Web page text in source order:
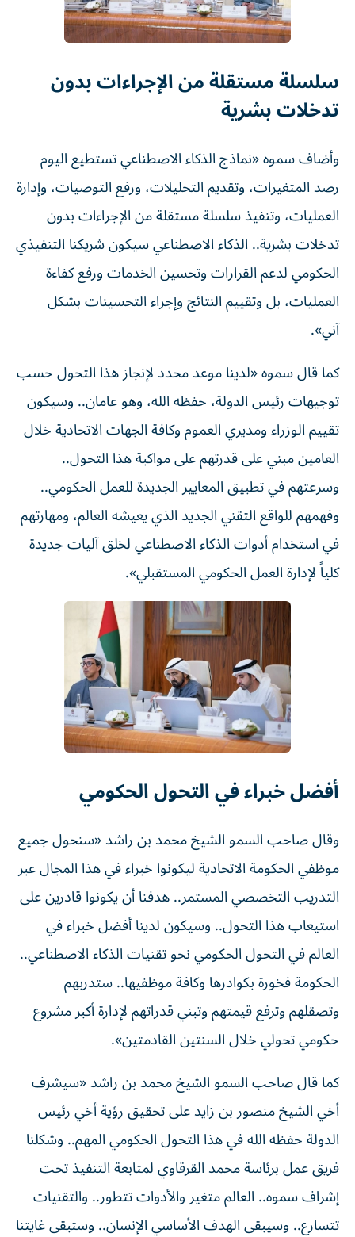
سلسلة مستقلة من الإجراءات بدون
تدخلات بشرية
وأضاف سموه «نماذج الذكاء الاصطناعي تستطيع اليوم
رصد المتغيرات، وتقديم التحليلات، ورفع التوصيات، وإدارة
العمليات، وتنفيذ سلسلة مستقلة من الإجراءات بدون
تدخلات بشرية.. الذكاء الاصطناعي سيكون شريكنا التنفيذي
الحكومي لدعم القرارات وتحسين الخدمات ورفع كفاءة
العمليات، بل وتقييم النتائج وإجراء التحسينات بشكل
آني».
كما قال سموه «لدينا موعد محدد لإنجاز هذا التحول حسب
توجيهات رئيس الدولة، حفظه الله، وهو عامان.. وسيكون
تقييم الوزراء ومديري العموم وكافة الجهات الاتحادية خلال
العامين مبني على قدرتهم على مواكبة هذا التحول..
وسرعتهم في تطبيق المعايير الجديدة للعمل الحكومي..
وفهمهم للواقع التقني الجديد الذي يعيشه العالم، ومهارتهم
في استخدام أدوات الذكاء الاصطناعي لخلق آليات جديدة
كلياً لإدارة العمل الحكومي المستقبلي».
أفضل خبراء في التحول الحكومي
وقال صاحب السمو الشيخ محمد بن راشد «سنحول جميع
موظفي الحكومة الاتحادية ليكونوا خبراء في هذا المجال عبر
التدريب التخصصي المستمر.. هدفنا أن يكونوا قادرين على
استيعاب هذا التحول.. وسيكون لدينا أفضل خبراء في
العالم في التحول الحكومي نحو تقنيات الذكاء الاصطناعي..
الحكومة فخورة بكوادرها وكافة موظفيها.. ستدربهم
وتصقلهم وترفع قيمتهم وتبني قدراتهم لإدارة أكبر مشروع
حكومي تحولي خلال السنتين القادمتين».
كما قال صاحب السمو الشيخ محمد بن راشد «سيشرف
أخي الشيخ منصور بن زايد على تحقيق رؤية أخي رئيس
الدولة حفظه الله في هذا التحول الحكومي المهم.. وشكلنا
فريق عمل برئاسة محمد القرقاوي لمتابعة التنفيذ تحت
إشراف سموه.. العالم متغير والأدوات تتطور.. والتقنيات
تتسارع.. وسيبقى الهدف الأساسي الإنسان.. وستبقى غايتنا